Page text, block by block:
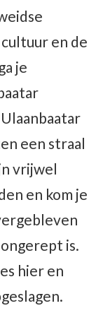
en de
je
een straal
vrijwel
en kom je
is.
hier en